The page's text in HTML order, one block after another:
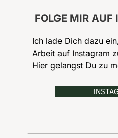
Ich lade Dich dazu
Arbeit auf Instagram
Hier gelangst Du zu
FOLGE MIR AUF